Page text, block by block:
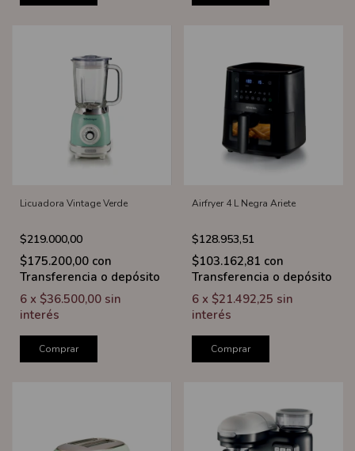
Licuadora Vintage Verde
$219.000,00
$175.200,00 con
Transferencia o depósito
6 x $36.500,00 sin
interés
Comprar
Airfryer 4 L Negra Ariete
$128.953,51
$103.162,81 con
Transferencia o depósito
6 x $21.492,25 sin
interés
Comprar